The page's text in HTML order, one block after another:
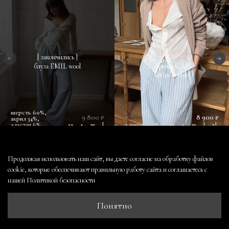
[ закончились ]
шерсть 60%,
акрил 34%,
эластан 6% xs s m l
блуза EMIL wool
9 800 ₽
хлопок 100% xs s m l xl
брюки CAP
stripe cotton
8 900 ₽
контакты
оферта и политика конфиденциальности
пользовательское соглашение
условия обмена и возврата
Продолжая использовать наш сайт, вы даете согласие на обработку файлов
cookie, которые обеспечивают правильную работу сайта и соглашаетесь с
нашей Политикой безопасности
Понятно